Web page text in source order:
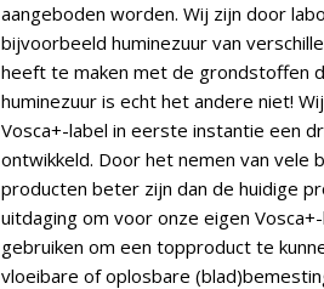
aangeboden worden. Wij zijn door
bijvoorbeeld huminezuur van
heeft te maken met de grondstoffen
huminezuur is echt het andere niet!
Vosca+-label in eerste instantie een
ontwikkeld. Door het nemen van
producten beter zijn dan de huidige
uitdaging om voor onze eigen
gebruiken om een topproduct te
vloeibare of oplosbare